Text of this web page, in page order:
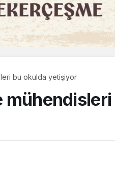
bu okulda yetişiyor
mühendisleri